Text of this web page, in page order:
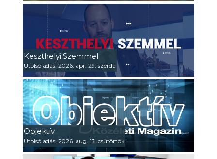
Keszthelyi Szemmel
Utolsó adás: 2026. ápr. 29. szerda
Objektív
Utolsó adás: 2026. aug. 13. csütörtök